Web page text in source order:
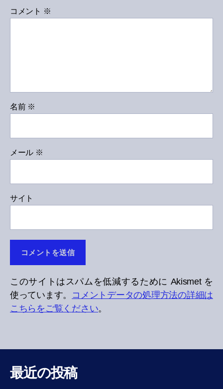
コメント ※
名前 ※
メール ※
サイト
このサイトはスパムを低減するために Akismet を
使っています。 コメントデータの処理方法の詳細は
こちらをご覧ください。
最近の投稿